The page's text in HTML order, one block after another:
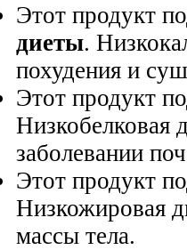
Этот продукт
диеты.
похудения и
Этот продукт
Низкобелковая
заболевании
Этот продукт
Низкожировая
массы тела.